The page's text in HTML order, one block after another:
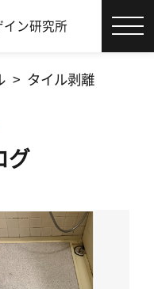
ン研究所
ム®とは
ト タイル剥離
グ